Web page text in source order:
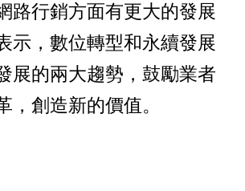
路行銷方面有更大的發展
示，數位轉型和永續發展
展的兩大趨勢，鼓勵業者
，創造新的價值。